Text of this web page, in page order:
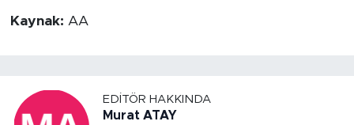
Kaynak: AA
EDITÖR HAKKINDA
Murat ATAY